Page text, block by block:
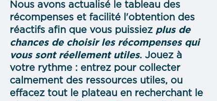
Nous avons actualisé le tableau des
récompenses et facilité l'obtention des
réactifs afin que vous puissiez plus de
chances de choisir les récompenses qui
vous sont réellement utiles. Jouez à
votre rythme : entrez pour collecter
calmement des ressources utiles, ou
effacez tout le plateau en recherchant le